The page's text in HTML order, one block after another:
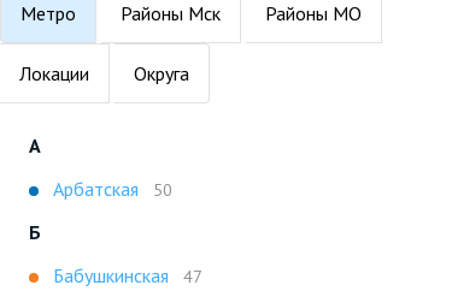
Метро Районы Мск Районы МО
Локации Округа
А
Арбатская
50
Б
Бабушкинская
47